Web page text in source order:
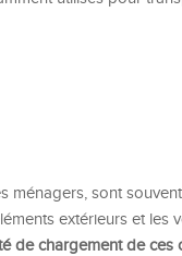
ménagers, sont
extérieurs et les
de chargement de ces